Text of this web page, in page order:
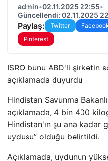
admin•02.11.2025 22:55•
Güncellendi: 02.11.2025
Paylaş: Twitter Facebook
Pinterest
ISRO bunu ABD'li şirketin
açıklamada duyurdu
Hindistan Savunma
açıklamada, 4 bin 400
Hindistan'ın şu ana kadar
uydusu” olduğu belirtildi.
Açıklamada, uydunun